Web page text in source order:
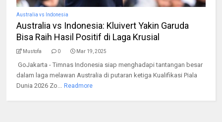
Australia vs Indonesia
Australia vs Indonesia: Kluivert Yakin Garuda
Bisa Raih Hasil Positif di Laga Krusial
Mustofa 0 Mar 19, 2025
GoJakarta - Timnas Indonesia siap menghadapi tantangan besar
dalam laga melawan Australia di putaran ketiga Kualifikasi Piala
Dunia 2026 Zo...
Readmore